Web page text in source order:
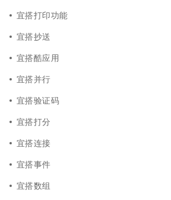
宜搭打印功能
宜搭抄送
宜搭酷应用
宜搭并行
宜搭验证码
宜搭打分
宜搭连接
宜搭事件
宜搭数组